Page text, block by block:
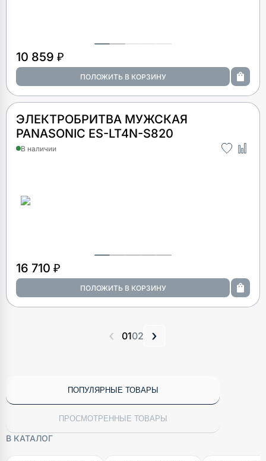
10 859 ₽
ЭЛЕКТРОБРИТВА МУЖСКАЯ
PANASONIC ES-LT4N-S820
В наличии
16 710 ₽
‹ 0102 ›
ПОПУЛЯРНЫЕ ТОВАРЫ
ПРОСМОТРЕННЫЕ ТОВАРЫ
В КАТАЛОГ